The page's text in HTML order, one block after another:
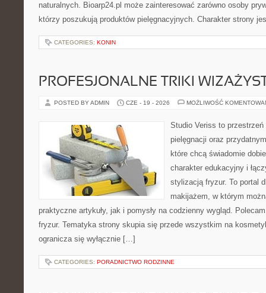
naturalnych. Bioarp24.pl może zainteresować zarówno osoby
którzy poszukują produktów pielęgnacyjnych. Charakter strony
CATEGORIES: KONIN
PROFESJONALNE TRIKI
POSTED BY ADMIN CZE - 19 - 2026 MOŻLIWOŚĆ
Studio Veriss to
pielęgnacji oraz
które chcą świadomie
charakter edukacyjny i
stylizacją fryzur. To portal
makijażem, w którym
praktyczne artykuły, jak i pomysły na codzienny wygląd.
fryzur. Tematyka strony skupia się przede wszystkim na
ogranicza się wyłącznie […]
CATEGORIES: PORADNICTWO RODZINNE